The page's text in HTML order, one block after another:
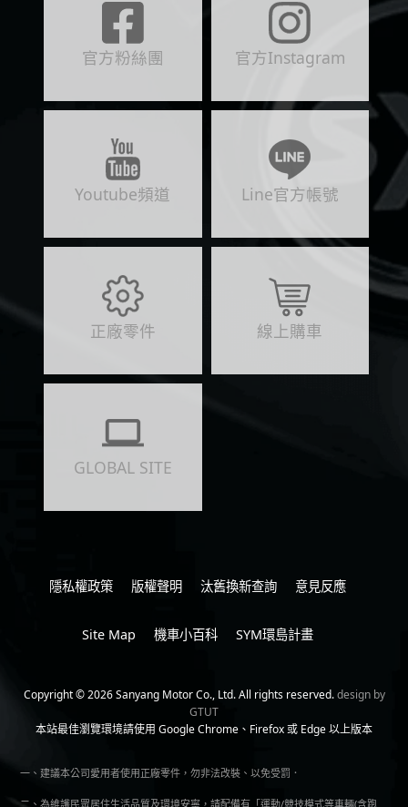
隱私權政策 版權聲明 汰舊換新查詢 意見反應
Site Map 機車小百科 SYM環島計畫
Copyright © 2026 Sanyang Motor Co., Ltd. All rights reserved.design by
GTUT
本站最佳瀏覽環境請使用 Google Chrome、Firefox 或 Edge 以上版本
一、建議本公司愛用者使用正廠零件，勿非法改裝、以免受罰．
二、為維護民眾居住生活品質及環境安寧，請配備有「運動/競技模式等車輛(含跑
官方粉絲團 官方Instagram
Youtube頻道 Line官方帳號
正廠零件 線上購車
GLOBAL SITE